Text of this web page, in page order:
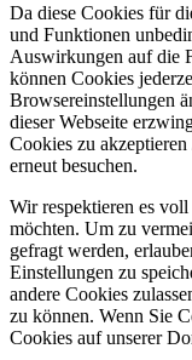
Da diese Cookies für
und Funktionen
Auswirkungen auf die
können Cookies
Browsereinstellungen
dieser Webseite
Cookies zu
erneut besuchen.
Wir respektieren es
möchten. Um zu
gefragt werden,
Einstellungen zu
andere Cookies
zu können. Wenn Sie
Cookies auf unserer